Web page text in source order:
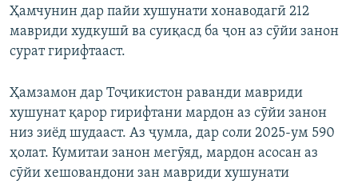
Ҳамчунин дар пайи хушунати хонаводагӣ 212
мавриди худкушӣ ва суиқасд ба ҷон аз сӯйи занон
сурат гирифтааст.
Ҳамзамон дар Тоҷикистон раванди мавриди
хушунат қарор гирифтани мардон аз сӯйи занон
низ зиёд шудааст. Аз ҷумла, дар соли 2025-ум 590
ҳолат. Кумитаи занон мегӯяд, мардон асосан аз
сӯйи хешовандони зан мавриди хушунати